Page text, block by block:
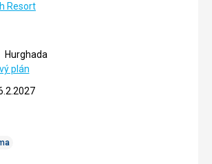
Resort
Hurghada
plán